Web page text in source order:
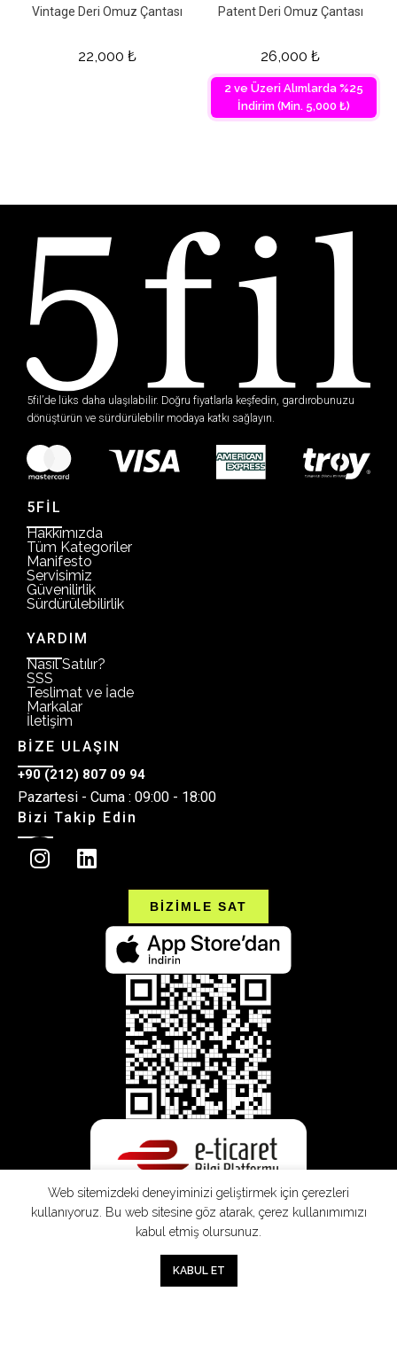
Vintage Deri Omuz Çantası
22,000 ₺
Patent Deri Omuz Çantası
26,000 ₺
2 ve Üzeri Alımlarda %25
İndirim (Min. 5,000 ₺)
5fil’de lüks daha ulaşılabilir. Doğru fiyatlarla keşfedin, gardırobunuzu
dönüştürün ve sürdürülebilir modaya katkı sağlayın.
5FİL
Hakkımızda
Tüm Kategoriler
Manifesto
Servisimiz
Güvenilirlik
Sürdürülebilirlik
YARDIM
Nasıl Satılır?
SSS
Teslimat ve İade
Markalar
İletişim
BİZE ULAŞIN
+90 (212) 807 09 94
Pazartesi - Cuma : 09:00 - 18:00
Bizi Takip Edin
BİZİMLE SAT
Web sitemizdeki deneyiminizi geliştirmek için çerezleri
kullanıyoruz. Bu web sitesine göz atarak, çerez kullanımımızı
kabul etmiş olursunuz.
KABUL ET
Sepet